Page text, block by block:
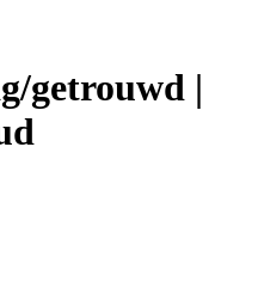
getrouwd |